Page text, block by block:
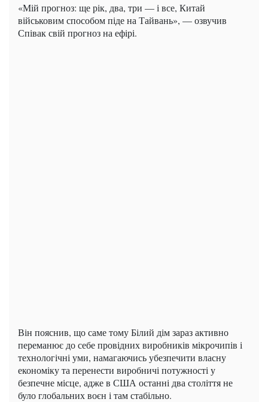
«Мій прогноз: ще рік, два, три — і все, Китай
військовим способом піде на Тайвань», — озвучив
Співак свій прогноз на ефірі.
Він пояснив, що саме тому Білий дім зараз активно
переманює до себе провідних виробників мікрочипів і
технологічні уми, намагаючись убезпечити власну
економіку та перенести виробничі потужності у
безпечне місце, адже в США останні два століття не
було глобальних воєн і там стабільно.